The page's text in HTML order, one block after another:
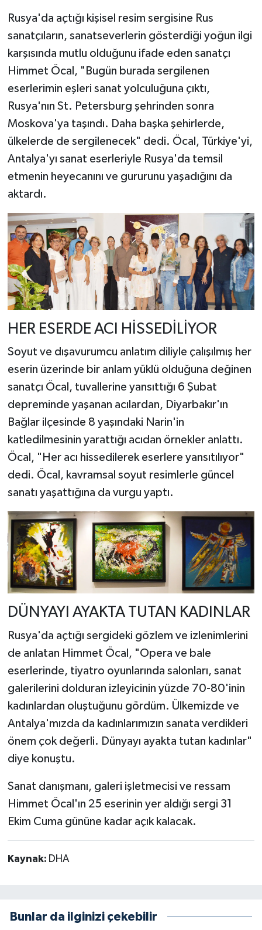
Rusya'da açtığı kişisel resim sergisine Rus
sanatçıların, sanatseverlerin gösterdiği yoğun ilgi
karşısında mutlu olduğunu ifade eden sanatçı
Himmet Öcal, "Bugün burada sergilenen
eserlerimin eşleri sanat yolculuğuna çıktı,
Rusya'nın St. Petersburg şehrinden sonra
Moskova'ya taşındı. Daha başka şehirlerde,
ülkelerde de sergilenecek" dedi. Öcal, Türkiye'yi,
Antalya'yı sanat eserleriyle Rusya'da temsil
etmenin heyecanını ve gururunu yaşadığını da
aktardı.
HER ESERDE ACI HİSSEDİLİYOR
Soyut ve dışavurumcu anlatım diliyle çalışılmış her
eserin üzerinde bir anlam yüklü olduğuna değinen
sanatçı Öcal, tuvallerine yansıttığı 6 Şubat
depreminde yaşanan acılardan, Diyarbakır'ın
Bağlar ilçesinde 8 yaşındaki Narin'in
katledilmesinin yarattığı acıdan örnekler anlattı.
Öcal, "Her acı hissedilerek eserlere yansıtılıyor"
dedi. Öcal, kavramsal soyut resimlerle güncel
sanatı yaşattığına da vurgu yaptı.
DÜNYAYI AYAKTA TUTAN KADINLAR
Rusya'da açtığı sergideki gözlem ve izlenimlerini
de anlatan Himmet Öcal, "Opera ve bale
eserlerinde, tiyatro oyunlarında salonları, sanat
galerilerini dolduran izleyicinin yüzde 70-80'inin
kadınlardan oluştuğunu gördüm. Ülkemizde ve
Antalya'mızda da kadınlarımızın sanata verdikleri
önem çok değerli. Dünyayı ayakta tutan kadınlar"
diye konuştu.
Sanat danışmanı, galeri işletmecisi ve ressam
Himmet Öcal'ın 25 eserinin yer aldığı sergi 31
Ekim Cuma gününe kadar açık kalacak.
Kaynak: DHA
Bunlar da ilginizi çekebilir